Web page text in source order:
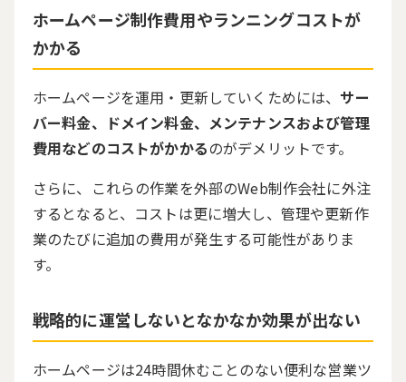
ホームページ制作費用やランニングコストが
かかる
ホームページを運用・更新していくためには、 サー
バー料金、ドメイン料金、メンテナンスおよび管理
費用などのコストがかかるのがデメリットです。
さらに、これらの作業を外部のWeb制作会社に外注
するとなると、コストは更に増大し、管理や更新作
業のたびに追加の費用が発生する可能性がありま
す。
戦略的に運営しないとなかなか効果が出ない
ホームページは24時間休むことのない便利な営業ツ